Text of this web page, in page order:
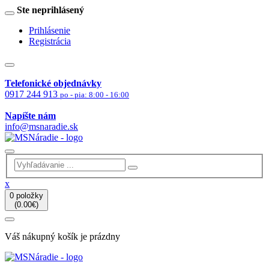
Ste neprihlásený
Prihlásenie
Registrácia
Telefonické objednávky
0917 244 913 po - pia: 8:00 - 16:00
Napíšte nám
info@msnaradie.sk
x
0 položky
(0.00€)
Váš nákupný košík je prázdny